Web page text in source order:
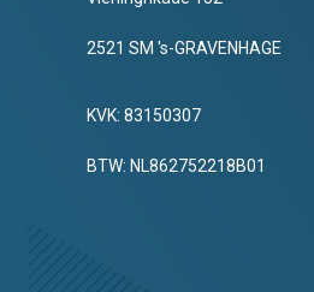
2521 SM 's-GRAVENHAGE
KVK: 83150307
BTW: NL862752218B01